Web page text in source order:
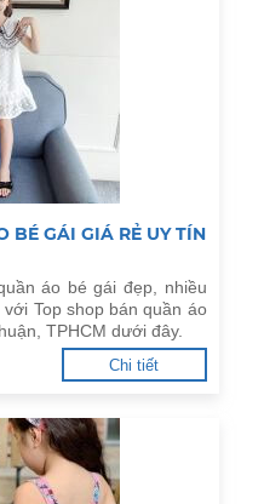
BÉ GÁI GIÁ RẺ UY TÍN
áo bé gái đẹp, nhiều
Top shop bán quần áo
TPHCM dưới đây.
Chi tiết